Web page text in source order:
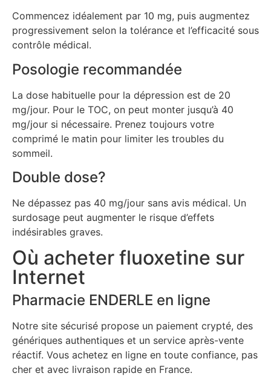
Commencez idéalement par 10 mg, puis augmentez
progressivement selon la tolérance et l’efficacité sous
contrôle médical.
Posologie recommandée
La dose habituelle pour la dépression est de 20
mg/jour. Pour le TOC, on peut monter jusqu’à 40
mg/jour si nécessaire. Prenez toujours votre
comprimé le matin pour limiter les troubles du
sommeil.
Double dose?
Ne dépassez pas 40 mg/jour sans avis médical. Un
surdosage peut augmenter le risque d’effets
indésirables graves.
Où acheter fluoxetine sur
Internet
Pharmacie ENDERLE en ligne
Notre site sécurisé propose un paiement crypté, des
génériques authentiques et un service après-vente
réactif. Vous achetez en ligne en toute confiance, pas
cher et avec livraison rapide en France.